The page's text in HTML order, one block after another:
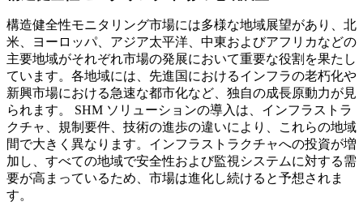
構造健全性モニタリング市場には多様な地域展望があり、北
米、ヨーロッパ、アジア太平洋、中東およびアフリカなどの
主要地域がそれぞれ市場の発展において重要な役割を果たし
ています。各地域には、先進国におけるインフラの老朽化や
新興市場における急速な都市化など、独自の成長原動力が見
られます。 SHM ソリューションの導入は、インフラストラ
クチャ、規制要件、技術の進歩の違いにより、これらの地域
間で大きく異なります。インフラストラクチャへの投資が増
加し、すべての地域で安全性および監視システムに対する需
要が高まっているため、市場は進化し続けると予想されま
す。